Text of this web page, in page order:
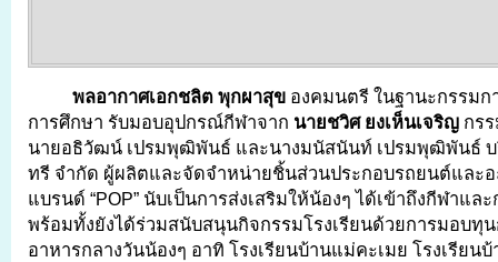
พลอากาศเอกชลิต พุกผาสุข องคมนตรี ในฐานะกรรมก
การศึกษา รับมอบอุปกรณ์กีฬาจาก นายชวิศ ยงเห็นเจริญ กร
นายอธิวัฒน์ เปรมพุฒิพันธ์ และนางมนัสนันท์ เปรมพุฒิพันธ์
ทรี จำกัด ผู้ผลิตและจัดจำหน่ายชิ้นส่วนประกอบรถยนต์และอ
แบรนด์ “POP” นับเป็นการส่งเสริมให้น้องๆ ได้เข้าถึงกีฬาแล
พร้อมทั้งยังได้ร่วมสนับสนุนกิจกรรมโรงเรียนด้วยการมอบทุ
อาหารกลางวันน้องๆ อาทิ โรงเรียนบ้านแม่คะเมย โรงเรียน